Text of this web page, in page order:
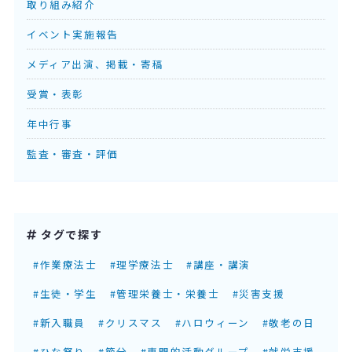
取り組み紹介
イベント実施報告
メディア出演、掲載・寄稿
受賞・表彰
年中行事
監査・審査・評価
タグで探す
#作業療法士 #理学療法士
#講座・講演
#生徒・学生
#管理栄養士・栄養士
#災害支援
#新入職員
#クリスマス #ハロウィーン
#敬老の日